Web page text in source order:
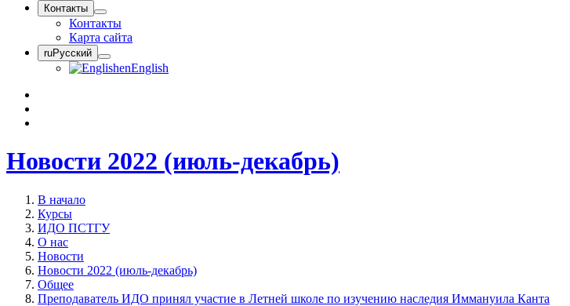
Контакты
Контакты
Карта сайта
ruРусский
enEnglish
Новости 2022 (июль-декабрь)
В начало
Курсы
ИДО ПСТГУ
О нас
Новости
Новости 2022 (июль-декабрь)
Общее
Преподаватель ИДО принял участие в Летней школе по изучению наследия Иммануила Канта